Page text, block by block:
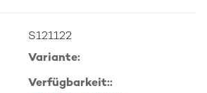
S121122
Variante:
Verfügbarkeit::